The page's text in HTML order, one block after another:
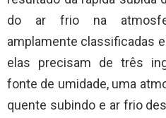
do ar frio na
amplamente classificadas
elas precisam de três
fonte de umidade, uma
quente subindo e ar frio